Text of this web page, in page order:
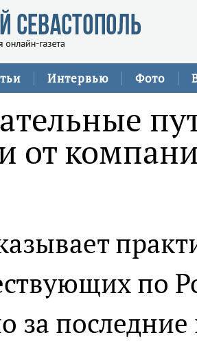
Интервью Фото
от
по
за последние